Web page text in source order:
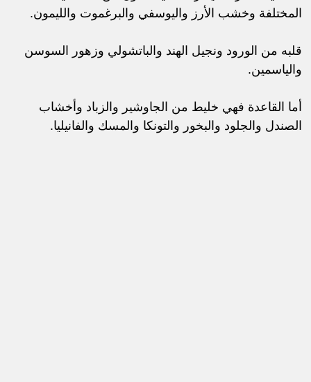
المختلفة وخشب الأرز واليوسفي والبرغموت والليمون.
قلبه من الورود ونجيل الهند والباتشولي وزهور السوسن
والياسمين.
أما القاعدة فهي خليط من الجاوشير والزباد وأخشاب
الصندل والجلود والبخور والتونكا والمسك والفانيليا.